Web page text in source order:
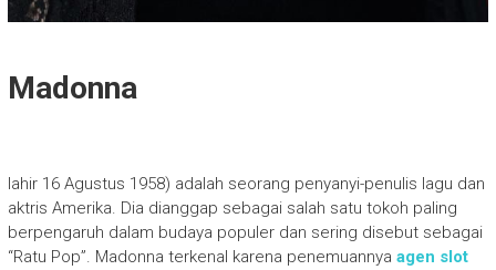
Madonna
lahir 16 Agustus 1958) adalah seorang penyanyi-penulis lagu dan
aktris Amerika. Dia dianggap sebagai salah satu tokoh paling
berpengaruh dalam budaya populer dan sering disebut sebagai
“Ratu Pop”. Madonna terkenal karena penemuannya agen slot